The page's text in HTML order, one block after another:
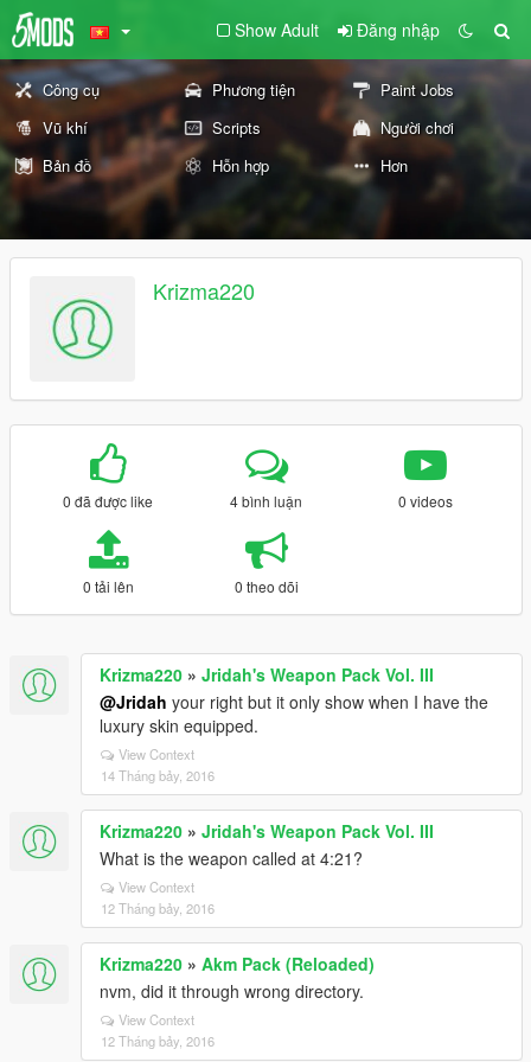
Show Adult Đăng nhập
Công cụ Phương tiện
Paint Jobs
Vũ khí
Scripts
Người chơi
Bản đồ
Hỗn hợp Hơn
Krizma220
0 đã được like 4 bình luận 0 videos
0 tải lên 0 theo dõi
Krizma220 » Jridah's Weapon Pack Vol. III
@Jridah your right but it only show when I have the
luxury skin equipped.
View Context
14 Tháng bảy, 2016
Krizma220 » Jridah's Weapon Pack Vol. III
What is the weapon called at 4:21?
View Context
12 Tháng bảy, 2016
Krizma220 » Akm Pack (Reloaded)
nvm, did it through wrong directory.
View Context
12 Tháng bảy, 2016